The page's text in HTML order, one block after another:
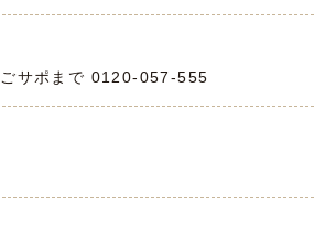
サポまで 0120-057-555